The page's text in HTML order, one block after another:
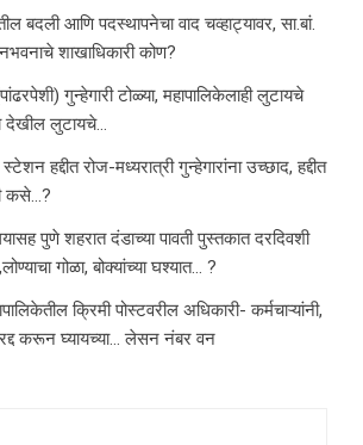
बदली आणि पदस्थापनेचा वाद चव्हाट्यावर, सा.बां.
शाखाधिकारी कोण?
गुन्हेगारी टोळ्या, महापालिकेलाही लुटायचे
देखील लुटायचे…
स्टेशन हद्दीत रोज-मध्यरात्री गुन्हेगारांना उच्छाद, हद्दीत
कसे…?
पुणे शहरात दंडाच्या पावती पुस्तकात दरदिवशी
गोळा, बोक्यांच्या घश्यात… ?
क्रिमी पोस्टवरील अधिकारी- कर्मचाऱ्यांनी,
करून घ्यायच्या… लेसन नंबर वन